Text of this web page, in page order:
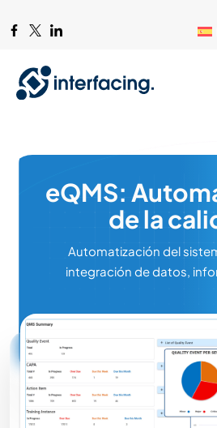
eQMS:
de la
Automatización del
integración de datos,